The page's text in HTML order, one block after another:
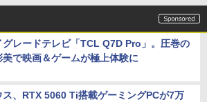
グレードテレビ「TCL Q7D Pro」。圧巻の
美で映画＆ゲームが極上体験に
ス、RTX 5060 Ti搭載ゲーミングPCが7万